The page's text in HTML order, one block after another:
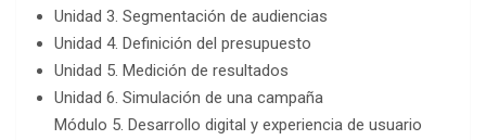
Unidad 3. Segmentación de audiencias
Unidad 4. Definición del presupuesto
Unidad 5. Medición de resultados
Unidad 6. Simulación de una campaña
Módulo 5. Desarrollo digital y experiencia de usuario